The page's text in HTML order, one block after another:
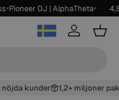
•Pioneer DJ | AlphaTheta• 4,8
Logga inKorg
nöjda kunder 1,2+ miljoner